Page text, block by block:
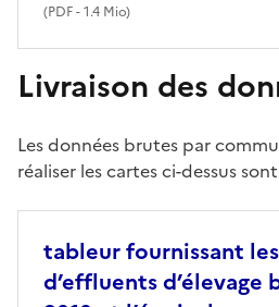
(PDF- 1.4 Mio)
Livraison des
Les données brutes par
réaliser les cartes ci-dessus
tableur fournissant
d’effluents